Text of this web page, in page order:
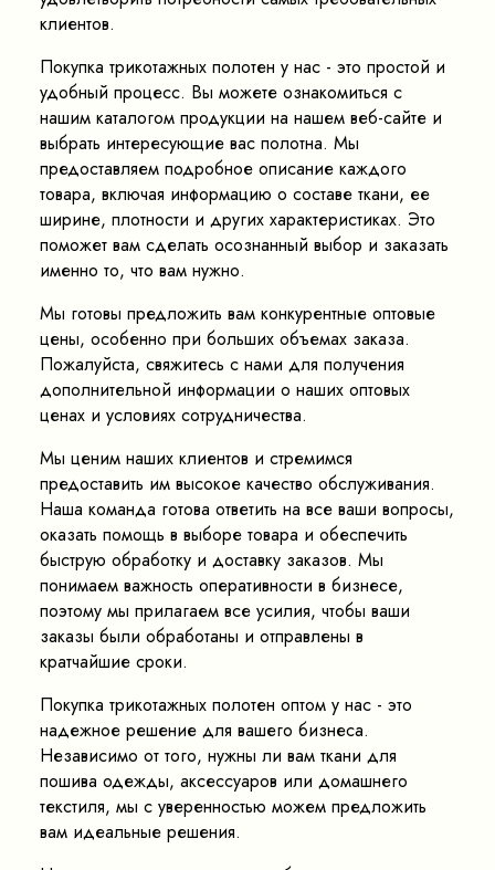
клиентов.
Покупка трикотажных полотен у нас - это простой и
удобный процесс. Вы можете ознакомиться с
нашим каталогом продукции на нашем веб-сайте и
выбрать интересующие вас полотна. Мы
предоставляем подробное описание каждого
товара, включая информацию о составе ткани, ее
ширине, плотности и других характеристиках. Это
поможет вам сделать осознанный выбор и заказать
именно то, что вам нужно.
Мы готовы предложить вам конкурентные оптовые
цены, особенно при больших объемах заказа.
Пожалуйста, свяжитесь с нами для получения
дополнительной информации о наших оптовых
ценах и условиях сотрудничества.
Мы ценим наших клиентов и стремимся
предоставить им высокое качество обслуживания.
Наша команда готова ответить на все ваши вопросы,
оказать помощь в выборе товара и обеспечить
быструю обработку и доставку заказов. Мы
понимаем важность оперативности в бизнесе,
поэтому мы прилагаем все усилия, чтобы ваши
заказы были обработаны и отправлены в
кратчайшие сроки.
Покупка трикотажных полотен оптом у нас - это
надежное решение для вашего бизнеса.
Независимо от того, нужны ли вам ткани для
пошива одежды, аксессуаров или домашнего
текстиля, мы с уверенностью можем предложить
вам идеальные решения.